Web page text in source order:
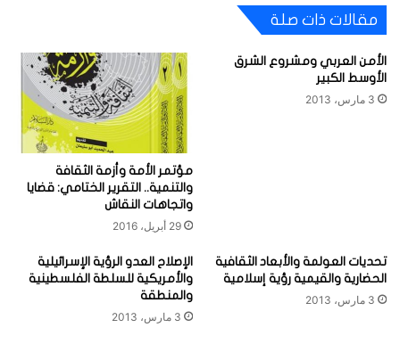
مقالات ذات صلة
الأمن العربي ومشروع الشرق
الأوسط الكبير
3 مارس، 2013
مؤتمر الأمة وأزمة الثقافة
والتنمية.. التقرير الختامي: قضايا
واتجاهات النقاش
29 أبريل، 2016
تحديات العولمة والأبعاد الثقافية
الحضارية والقيمية رؤية إسلامية
3 مارس، 2013
الإصلاح العدو الرؤية الإسرائيلية
والأمريكية للسلطة الفلسطينية
والمنطقة
3 مارس، 2013